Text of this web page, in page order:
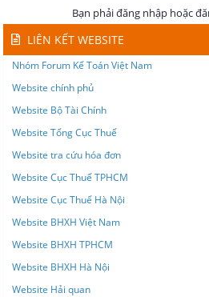
Bạn phải đăng nhập hoặc
LIÊN KẾT WEBSITE
Nhóm Forum Kế Toán Việt Nam
Website chính phủ
Website Bộ Tài Chính
Website Tổng Cục Thuế
Website tra cứu hóa đơn
Website Cục Thuế TPHCM
Website Cục Thuế Hà Nội
Website BHXH Việt Nam
Website BHXH TPHCM
Website BHXH Hà Nội
Website Hải quan